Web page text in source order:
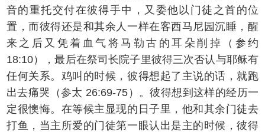
音的重托交付在彼得手中，又委他以门徒之首的位
置，而彼得还是和其余人一样在客西马尼园沉睡，醒
来之后又凭着血气将马勒古的耳朵削掉（参约
18:10），最后在祭司长院子里彼得三次否认与耶稣有
任何关系。鸡叫的时候，彼得想起了主说的话，就跑
出去痛哭（参太 26:69-75）。彼得想到这样的经历一
定很懊悔。在等候主显现的日子里，他和其余门徒去
打鱼，当主所爱的门徒第一眼认出是主的时候，彼得